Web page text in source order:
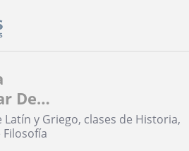
De
Latín y Griego, clases de Historia,
Filosofía